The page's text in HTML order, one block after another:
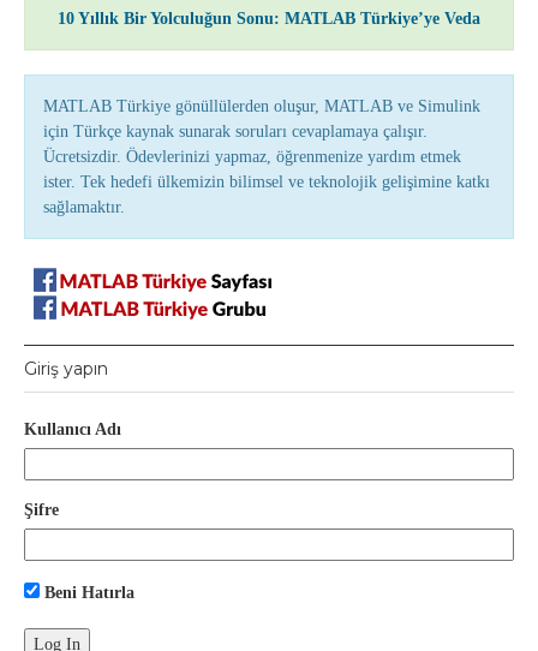
10 Yıllık Bir Yolculuğun Sonu: MATLAB Türkiye’ye Veda
MATLAB Türkiye gönüllülerden oluşur, MATLAB ve Simulink
için Türkçe kaynak sunarak soruları cevaplamaya çalışır.
Ücretsizdir. Ödevlerinizi yapmaz, öğrenmenize yardım etmek
ister. Tek hedefi ülkemizin bilimsel ve teknolojik gelişimine katkı
sağlamaktır.
Giriş yapın
Kullanıcı Adı
Şifre
Beni Hatırla